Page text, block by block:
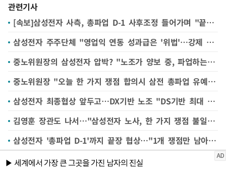
관련기사
[속보]삼성전자 사측, 총파업 D-1 사후조정 들어가며 "끝까지 최선을 다하겠다"
삼성전자 주주단체 "영업익 연동 성과급은 '위법'…강제 협약 체결시 소송"
중노위원장의 삼성전자 압박? "노조가 양보 중, 파업하는 사람은 준비해야" 발언두고 의견 분분
중노위원장 "오늘 한 가지 쟁점 합의시 삼전 총파업 유예될 것"(종합)
삼성전자 최종협상 앞두고…DX기반 노조 "DS기반 최대 노조 지도부, 폭력적 망언 사과해야" 공식 항의
김영훈 장관도 나서…"삼성전자 노사, 한 가지 쟁점 불일치"
삼성전자 '총파업 D-1'까지 끝장 협상…"1개 쟁점만 남아, 20일 오전 교섭 마무리"